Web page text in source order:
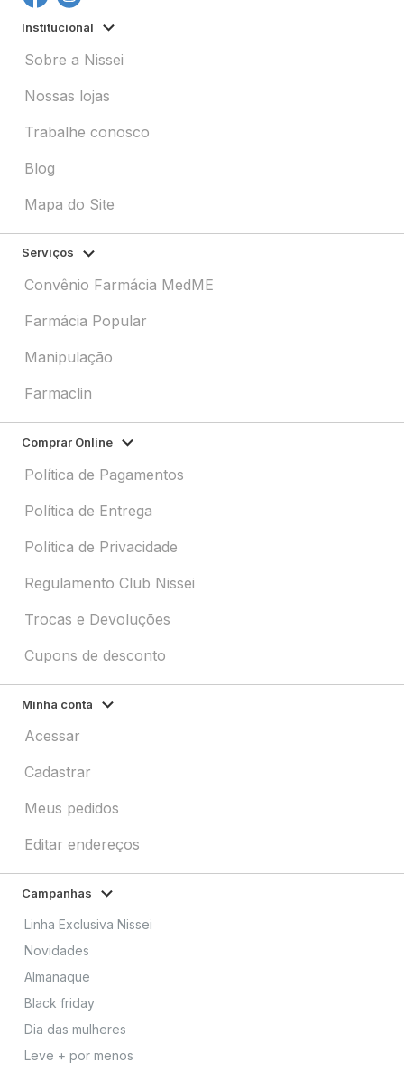
Institucional
Sobre a Nissei
Nossas lojas
Trabalhe conosco
Blog
Mapa do Site
Serviços
Convênio Farmácia MedME
Farmácia Popular
Manipulação
Farmaclin
Comprar Online
Política de Pagamentos
Política de Entrega
Política de Privacidade
Regulamento Club Nissei
Trocas e Devoluções
Cupons de desconto
Minha conta
Acessar
Cadastrar
Meus pedidos
Editar endereços
Campanhas
Linha Exclusiva Nissei
Novidades
Almanaque
Black friday
Dia das mulheres
Leve + por menos